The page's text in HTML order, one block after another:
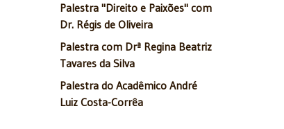
Palestra "Direito e Paixões" com
Dr. Régis de Oliveira
Palestra com Drª Regina Beatriz
Tavares da Silva
Palestra do Acadêmico André
Luiz Costa-Corrêa